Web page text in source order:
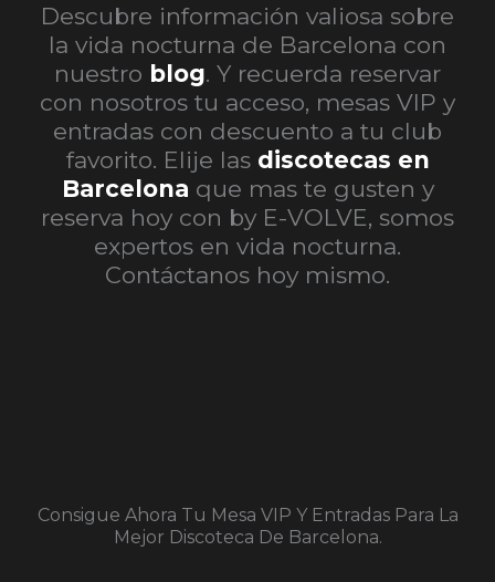
Descubre información valiosa sobre
la vida nocturna de Barcelona con
nuestro blog. Y recuerda reservar
con nosotros tu acceso, mesas VIP y
entradas con descuento a tu club
favorito. Elije las discotecas en
Barcelona que mas te gusten y
reserva hoy con by E-VOLVE, somos
expertos en vida nocturna.
Contáctanos hoy mismo.
Consigue Ahora Tu Mesa VIP Y Entradas Para La
Mejor Discoteca De Barcelona.